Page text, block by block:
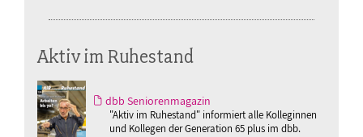
Aktiv im Ruhestand
dbb Seniorenmagazin
"Aktiv im Ruhestand" informiert alle Kolleginnen
und Kollegen der Generation 65 plus im dbb.